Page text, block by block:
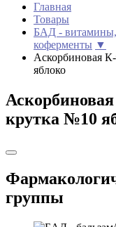
Главная
Товары
БАД - витамины,
коферменты ▼
Аскорбиновая
яблоко
крутка №10
группы